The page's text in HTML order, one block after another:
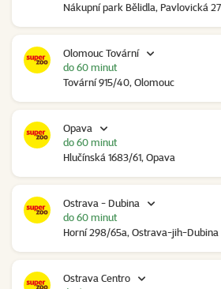
Nákupní park Bělidla, Pavlovická
Olomouc Tovární
Tovární 915/40, Olomouc
do 60 minut
Opava
Hlučínská 1683/61, Opava
do 60 minut
Ostrava - Dubina
Horní 298/65a, Ostrava-jih-Dubina
do 60 minut
Ostrava Centro